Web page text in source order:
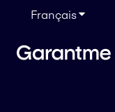
Français